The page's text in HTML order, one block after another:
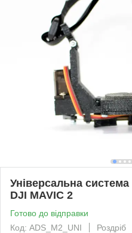
Універсальна
DJI MAVIC 2
Готово до відправки
Код: ADS_М2_UNI
Роздріб